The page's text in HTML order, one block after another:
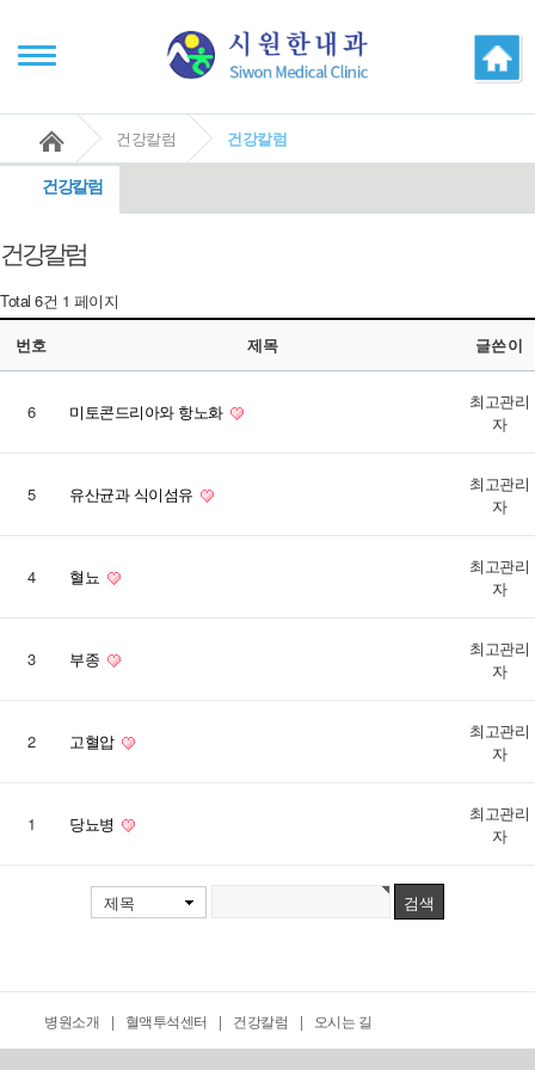
건강칼럼 건강칼럼
건강칼럼
건강칼럼
Total 6건 1 페이지
번호
제목 글쓴이
6 미토콘드리아와 항노화
최고관리
자
5 유산균과 식이섬유
최고관리
자
4 혈뇨
최고관리
자
3 부종
최고관리
자
2 고혈압
최고관리
자
1 당뇨병
최고관리
자
제목
병원소개 | 혈액투석센터 | 건강칼럼 | 오시는 길